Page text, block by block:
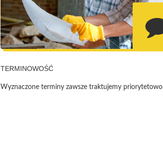
TERMINOWOŚĆ
Wyznaczone terminy zawsze traktujemy priorytetowo